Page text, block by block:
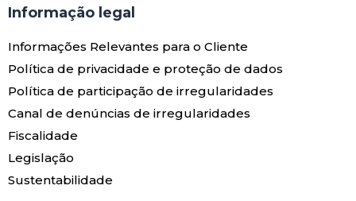
Informação legal
Informações Relevantes para o Cliente
Política de privacidade e proteção de dados
Política de participação de irregularidades
Canal de denúncias de irregularidades
Fiscalidade
Legislação
Sustentabilidade